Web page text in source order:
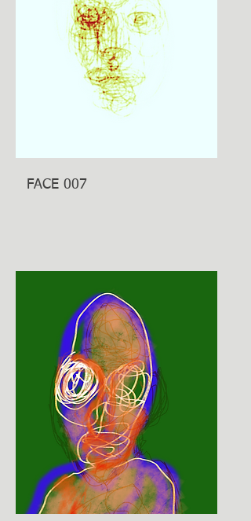
FACE 007